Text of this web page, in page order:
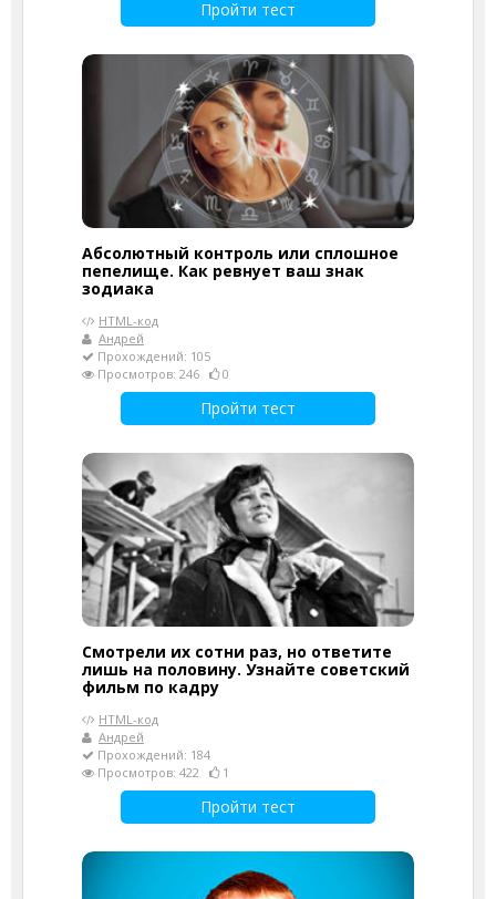
Пройти тест
Абсолютный контроль или сплошное
пепелище. Как ревнует ваш знак
зодиака
HTML-код
Андрей
Прохождений: 105
Просмотров: 246
0
Пройти тест
Смотрели их сотни раз, но ответите
лишь на половину. Узнайте советский
фильм по кадру
HTML-код
Андрей
Прохождений: 184
Просмотров: 422
1
Пройти тест